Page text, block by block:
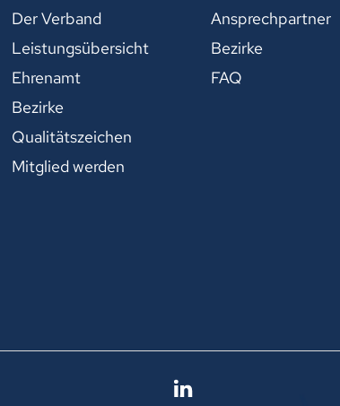
Der Verband
Leistungsübersicht
Ehrenamt
Bezirke
Qualitätszeichen
Mitglied werden
Ansprechpartner
Bezirke
FAQ